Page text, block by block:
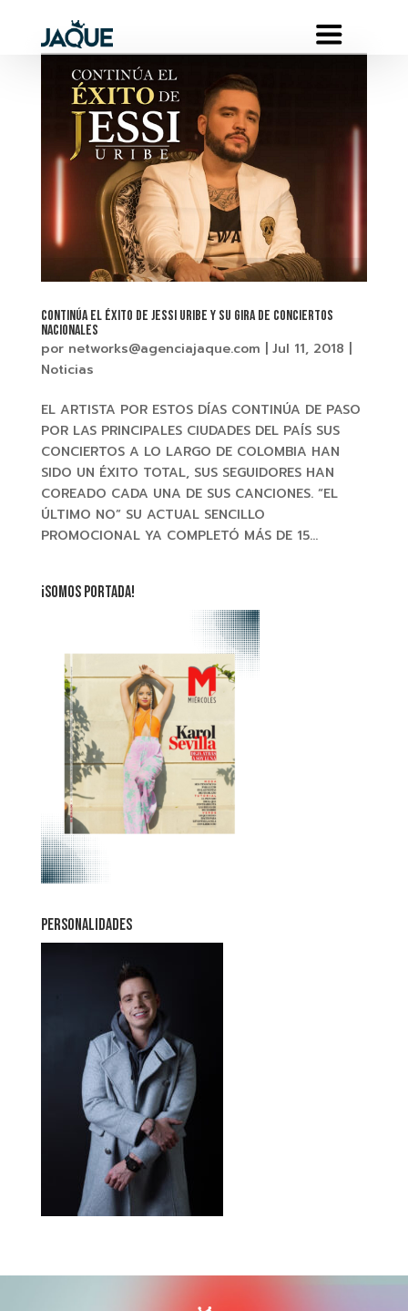
Continúa el éxito de JESSI URIBE y su gira de conciertos
nacionales
por networks@agenciajaque.com Jul 11, 2018
Noticias
EL ARTISTA POR ESTOS DÍAS CONTINÚA DE PASO
POR LAS PRINCIPALES CIUDADES DEL PAÍS SUS
CONCIERTOS A LO LARGO DE COLOMBIA HAN
SIDO UN ÉXITO TOTAL, SUS SEGUIDORES HAN
COREADO CADA UNA DE SUS CANCIONES. “EL
ÚLTIMO NO” SU ACTUAL SENCILLO
PROMOCIONAL YA COMPLETÓ MÁS DE 15...
¡SOMOS PORTADA!
PERSONALIDADES